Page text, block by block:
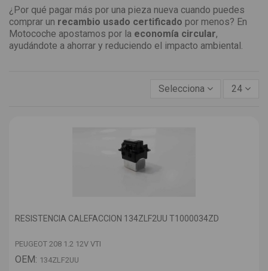
¿Por qué pagar más por una pieza nueva cuando puedes
comprar un recambio usado certificado por menos? En
Motocoche apostamos por la economía circular,
ayudándote a ahorrar y reduciendo el impacto ambiental.
Selecciona 24
RESISTENCIA CALEFACCION 134ZLF2UU T1000034ZD
PEUGEOT 208 1.2 12V VTI
OEM: 134ZLF2UU